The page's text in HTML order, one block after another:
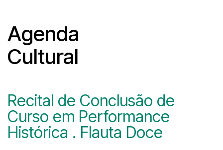
Agenda
Cultural
Recital de Conclusão de
Curso em Performance
Histórica . Flauta Doce